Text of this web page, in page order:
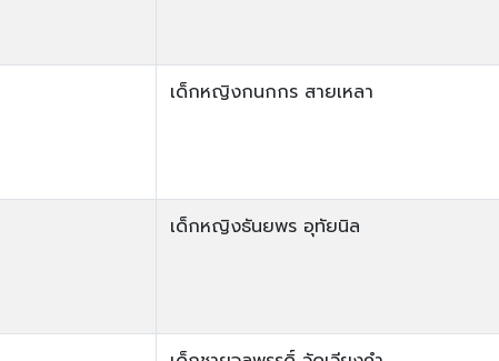
เด็กหญิงกนกกร สายเหลา
เด็กหญิงธันยพร อุทัยนิล